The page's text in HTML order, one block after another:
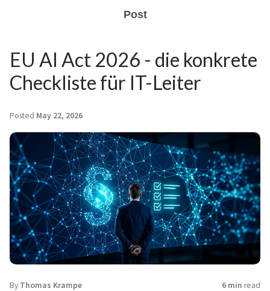
Post
EU AI Act 2026 - die konkrete
Checkliste für IT-Leiter
Posted May 22, 2026
By Thomas Krampe 6 min read